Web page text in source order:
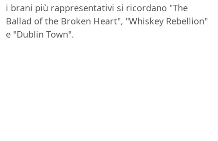
i brani più rappresentativi si ricordano "The
Ballad of the Broken Heart", "Whiskey Rebellion"
e "Dublin Town".